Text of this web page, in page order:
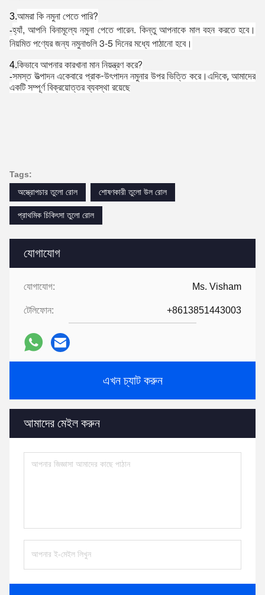
যোগাযোগ
যোগাযোগ: Ms. Visham
টেলিফোন: +8613851443003
এখন চ্যাট করুন
আমাদের মেইল করুন
3.আমরা কি নমুনা পেতে পারি?
-হ্যাঁ, আপনি বিনামূল্যে নমুনা পেতে পারেন. কিন্তু আপনাকে মাল বহন করতে হবে।
নিয়মিত পণ্যের জন্য নমুনাগুলি 3-5 দিনের মধ্যে পাঠানো হবে।
4.কিভাবে আপনার কারখানা মান নিয়ন্ত্রণ করে?
-সমস্ত উত্পাদন একেবারে প্রাক-উৎপাদন নমুনার উপর ভিত্তি করে।এদিকে, আমাদের
একটি সম্পূর্ণ বিক্রয়োত্তর ব্যবস্থা রয়েছে
Tags:
অস্ত্রোপচার তুলো রোল
শোষণকারী তুলো উল রোল
প্রাথমিক চিকিৎসা তুলো রোল